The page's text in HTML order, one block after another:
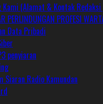
Kami (Alamat & Kontak Redaksi
PERLINDUNGAN PROFESI
Data Pribadi
penyiaran
Siaran Radio Kamundan